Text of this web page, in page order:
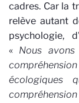
cadres. Car la
relève autant
psychologie,
« Nous
écologiques